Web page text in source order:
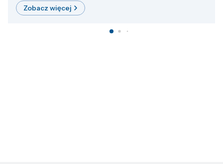
Zobacz więcej